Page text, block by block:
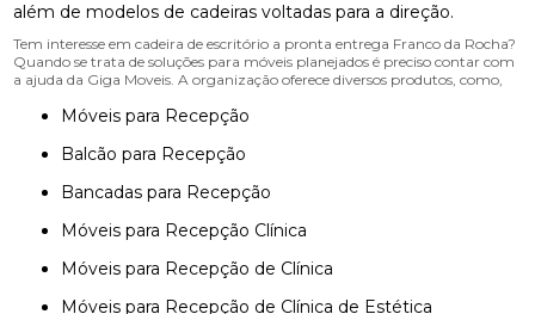
além de modelos de cadeiras voltadas para a direção.
Tem interesse em cadeira de escritório a pronta entrega Franco da Rocha?
Quando se trata de soluções para móveis planejados é preciso contar com
a ajuda da Giga Moveis. A organização oferece diversos produtos, como,
Móveis para Recepção
Balcão para Recepção
Bancadas para Recepção
Móveis para Recepção Clínica
Móveis para Recepção de Clínica
Móveis para Recepção de Clínica de Estética